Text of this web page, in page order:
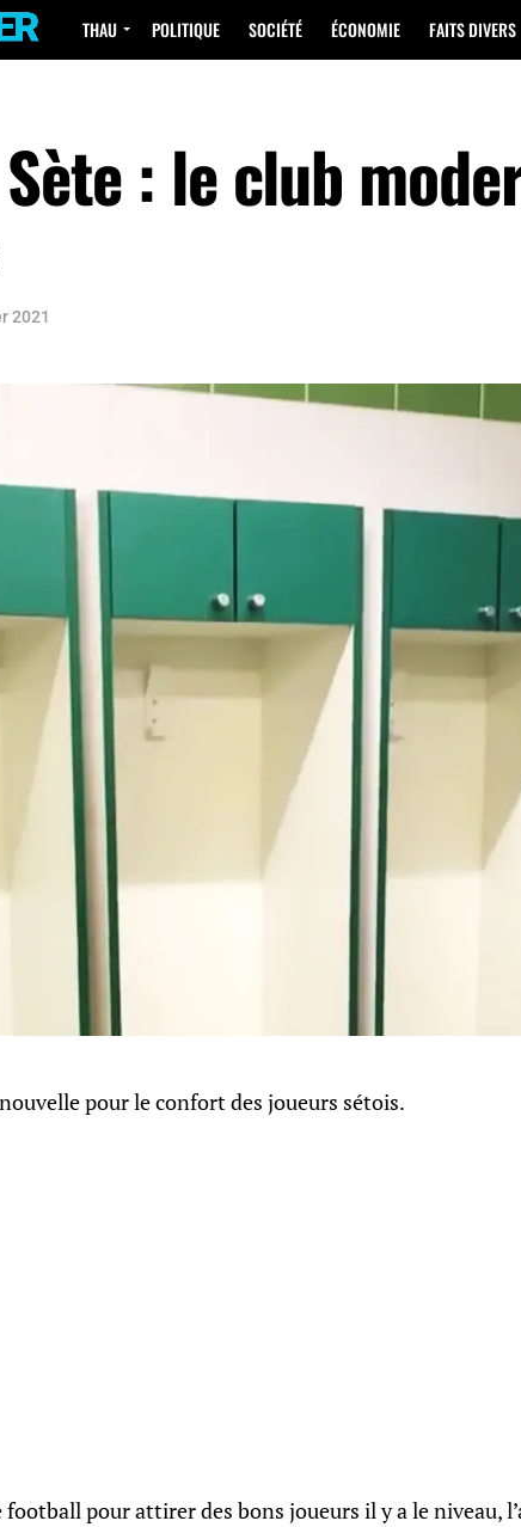
THAU POLITIQUE SOCIÉTÉ ÉCONOMIE FAITS DIVERS
: le club
2021
pour le confort des joueurs sétois.
football pour attirer des bons joueurs il y a le niveau,